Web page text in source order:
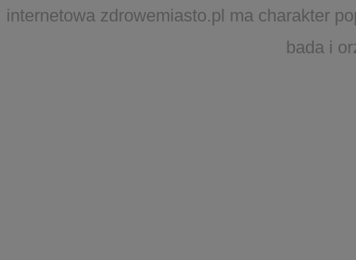
internetowa zdrowemiasto.pl ma charakter
bada i